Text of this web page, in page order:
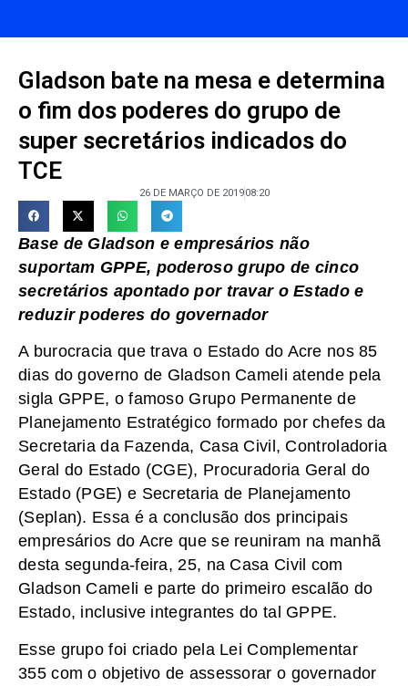
Gladson bate na mesa e determina
o fim dos poderes do grupo de
super secretários indicados do
TCE
26 DE MARÇO DE 201908:20
Base de Gladson e empresários não
suportam GPPE, poderoso grupo de cinco
secretários apontado por travar o Estado e
reduzir poderes do governador
A burocracia que trava o Estado do Acre nos 85
dias do governo de Gladson Cameli atende pela
sigla GPPE, o famoso Grupo Permanente de
Planejamento Estratégico formado por chefes da
Secretaria da Fazenda, Casa Civil, Controladoria
Geral do Estado (CGE), Procuradoria Geral do
Estado (PGE) e Secretaria de Planejamento
(Seplan). Essa é a conclusão dos principais
empresários do Acre que se reuniram na manhã
desta segunda-feira, 25, na Casa Civil com
Gladson Cameli e parte do primeiro escalão do
Estado, inclusive integrantes do tal GPPE.
Esse grupo foi criado pela Lei Complementar
355 com o objetivo de assessorar o governador